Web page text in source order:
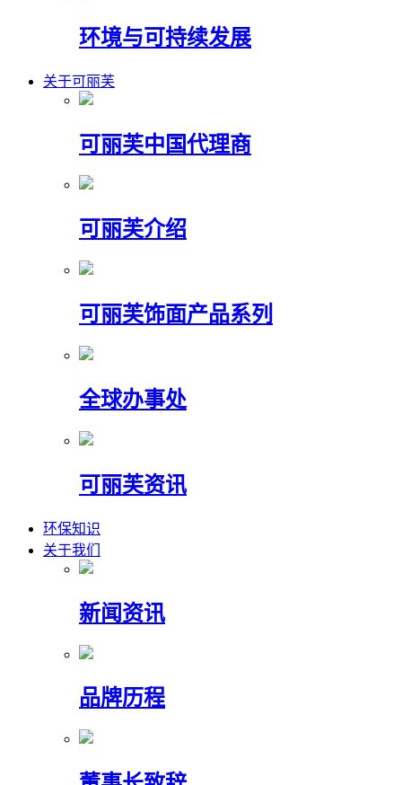
环境与可持续发展
关于可丽芙
可丽芙中国代理商
可丽芙介绍
可丽芙饰面产品系列
全球办事处
可丽芙资讯
环保知识
关于我们
新闻资讯
品牌历程